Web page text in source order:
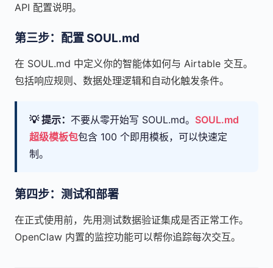
API 配置说明。
第三步：配置 SOUL.md
在 SOUL.md 中定义你的智能体如何与 Airtable 交互。
包括响应规则、数据处理逻辑和自动化触发条件。
💡 提示： 不要从零开始写 SOUL.md。 SOUL.md
超级模板包包含 100 个即用模板，可以快速定
制。
第四步：测试和部署
在正式使用前，先用测试数据验证集成是否正常工作。
OpenClaw 内置的监控功能可以帮你追踪每次交互。